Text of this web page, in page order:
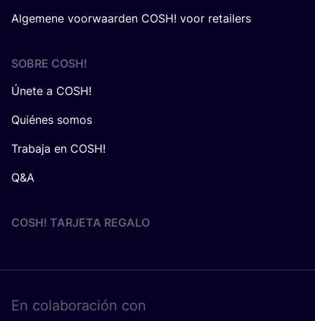
Algemene voorwaarden COSH! voor retailers
SOBRE COSH!
Únete a COSH!
Quiénes somos
Trabaja en COSH!
Q&A
COSH! TARJETA REGALO
En cola­bo­ra­ción con